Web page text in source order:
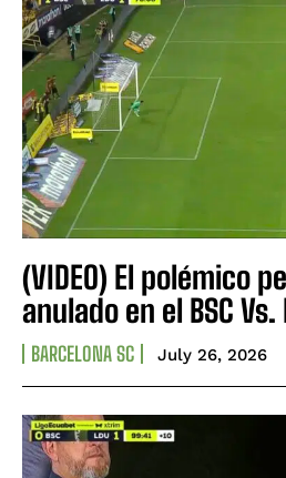
(VIDEO) El polémico
anulado en el BSC Vs.
BARCELONA SC July 26, 2026